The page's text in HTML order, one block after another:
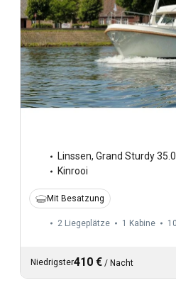
Linssen, Grand Sturdy
Kinrooi
Mit Besatzung
2 Liegeplätze 1 Kabine
Niedrigster410 € / Nacht